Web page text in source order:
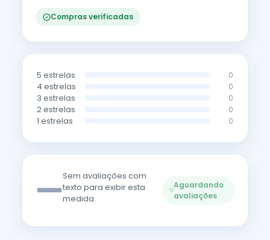
Compras verificadas
5 estrelas 0
4 estrelas 0
3 estrelas 0
2 estrelas 0
1 estrelas 0
—Sem avaliações com
texto para exibir esta
medida.
Aguardando
avaliações